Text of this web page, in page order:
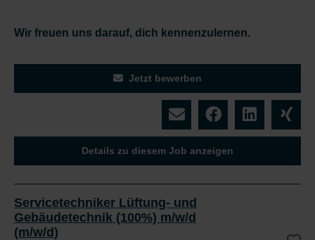
Wir freuen uns darauf, dich kennenzulernen.
Jetzt bewerben
Details zu diesem Job anzeigen
Servicetechniker Lüftung- und
Gebäudetechnik (100%) m/w/d
(m/w/d)